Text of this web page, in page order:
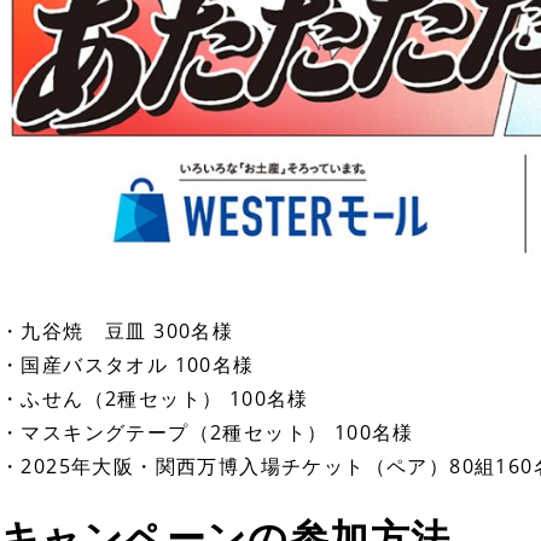
・九谷焼 豆皿 300名様
・国産バスタオル 100名様
・ふせん（2種セット） 100名様
・マスキングテープ（2種セット） 100名様
・2025年大阪・関西万博入場チケット（ペア）80組160